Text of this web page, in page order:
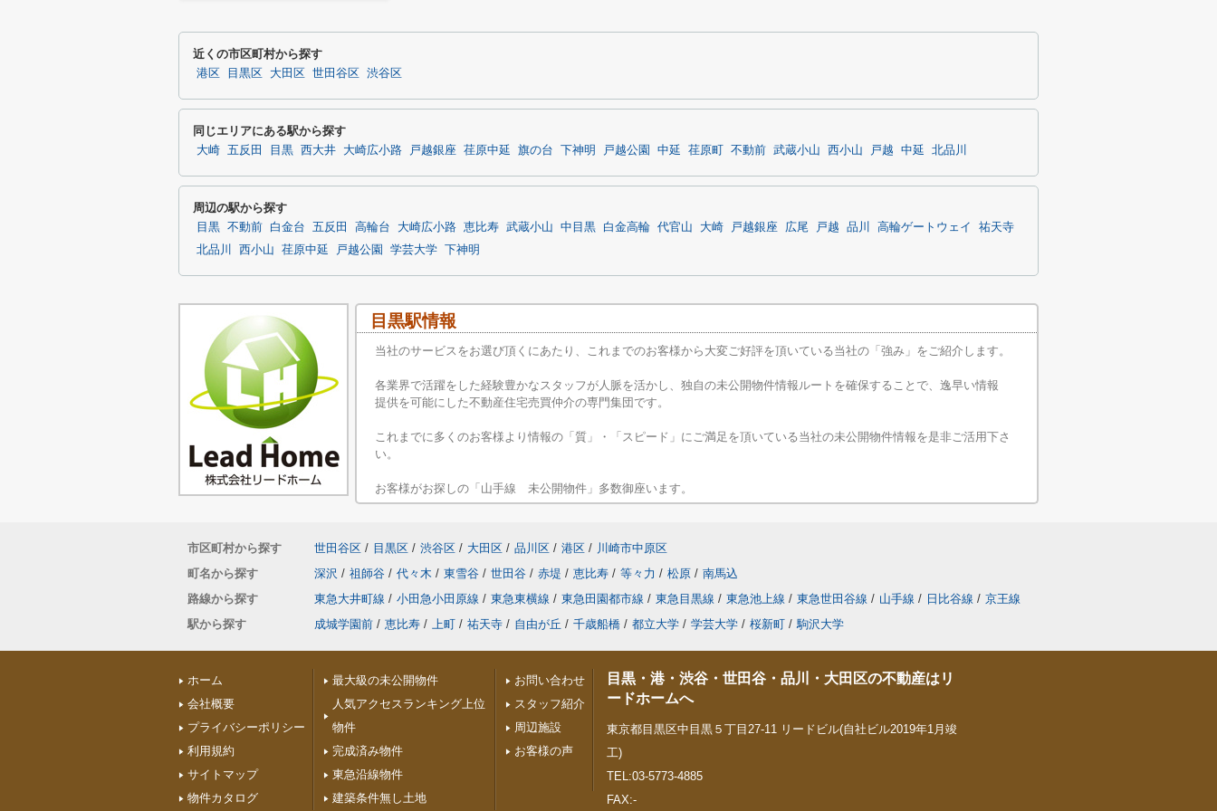
近くの市区町村から探す
港区 目黒区 大田区 世田谷区 渋谷区
同じエリアにある駅から探す
大崎 五反田 目黒 西大井 大崎広小路 戸越銀座 荏原中延 旗の台 下神明 戸越公園 中延 荏原町 不動前 武蔵小山 西小山 戸越 中延 北品川
周辺の駅から探す
目黒 不動前 白金台 五反田 高輪台 大崎広小路 恵比寿 武蔵小山 中目黒 白金高輪 代官山 大崎 戸越銀座 広尾 戸越 品川 高輪ゲートウェイ
祐天寺
北品川
西小山 荏原中延 戸越公園 学芸大学 下神明
目黒駅情報
当社のサービスをお選び頂くにあたり、これまでのお客様から大変ご好評を頂いている当社の「強み」をご紹介します。
各業界で活躍をした経験豊かなスタッフが人脈を活かし、独自の未公開物件情報ルートを確保することで、逸早い情報
提供を可能にした不動産住宅売買仲介の専門集団です。
これまでに多くのお客様より情報の「質」・「スピード」にご満足を頂いている当社の未公開物件情報を是非ご活用下さ
い。
お客様がお探しの「山手線 未公開物件」多数御座います。
市区町村から探す 世田谷区 / 目黒区 / 渋谷区 / 大田区 / 品川区 / 港区 / 川崎市中原区
町名から探す
深沢 / 祖師谷 / 代々木 / 東雪谷 / 世田谷 / 赤堤 / 恵比寿 / 等々力 / 松原 / 南馬込
路線から探す
東急大井町線 / 小田急小田原線 / 東急東横線 / 東急田園都市線 / 東急目黒線 / 東急池上線 / 東急世田谷線 / 山手線 / 日比谷線 / 京王線
駅から探す
成城学園前 / 恵比寿 / 上町 / 祐天寺 / 自由が丘 / 千歳船橋 / 都立大学 / 学芸大学 / 桜新町 / 駒沢大学
ホーム
会社概要
プライバシーポリシー
利用規約
サイトマップ
物件カタログ
最大級の未公開物件
人気アクセスランキング上位
物件
完成済み物件
東急沿線物件
建築条件無し土地
お問い合わせ
スタッフ紹介
周辺施設
お客様の声
目黒・港・渋谷・世田谷・品川・大田区の不動産はリ
ードホームへ
東京都目黒区中目黒５丁目27-11 リードビル(自社ビル2019年1月竣
工)
TEL:03-5773-4885
FAX:-